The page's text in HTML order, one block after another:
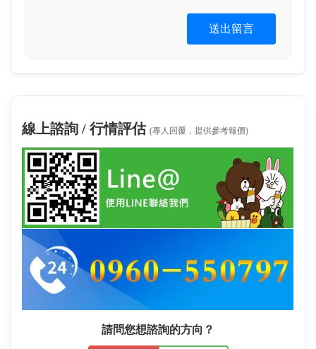
送出留言
線上諮詢 / 行情評估 (專人回覆，提供參考報價)
請問您想諮詢的方向？